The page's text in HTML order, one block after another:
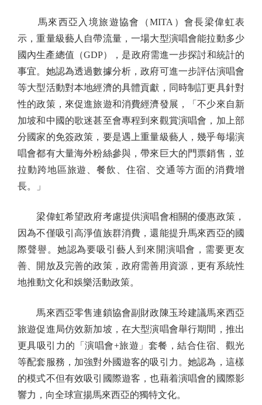
馬來西亞入境旅遊協會（MITA）會長梁偉虹表
示，重量級藝人自帶流量，一場大型演唱會能拉動多少
國內生產總值（GDP），是政府需進一步探討和統計的
事宜。她認為透過數據分析，政府可進一步評估演唱會
等大型活動對本地經濟的具體貢獻，同時制訂更具針對
性的政策，來促進旅遊和消費經濟發展，「不少來自新
加坡和中國的歌迷甚至會專程到來觀賞演唱會，加上部
分國家的免簽政策，要是遇上重量級藝人，幾乎每場演
唱會都有大量海外粉絲參與，帶來巨大的門票銷售，並
拉動跨地區旅遊、餐飲、住宿、交通等方面的消費增
長。」
梁偉虹希望政府考慮提供演唱會相關的優惠政策，
因為不僅吸引高淨值族群消費，還能提升馬來西亞的國
際聲譽。她認為要吸引藝人到來開演唱會，需要更友
善、開放及完善的政策，政府需善用資源，更有系統性
地推動文化和娛樂活動政策。
馬來西亞零售連鎖協會副財政陳玉玲建議馬來西亞
旅遊促進局仿效新加坡，在大型演唱會舉行期間，推出
更具吸引力的「演唱會+旅遊」套餐，結合住宿、觀光
等配套服務，加強對外國遊客的吸引力。她認為，這樣
的模式不但有效吸引國際遊客，也藉着演唱會的國際影
響力，向全球宣揚馬來西亞的獨特文化。